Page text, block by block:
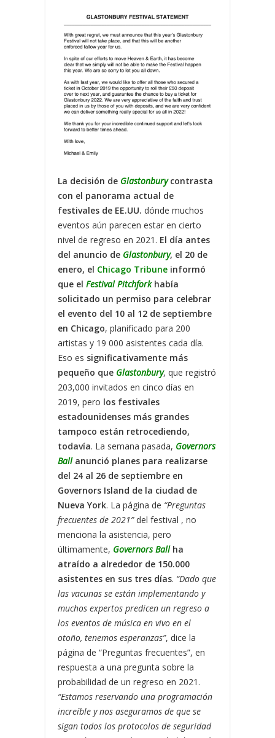
La decisión de Glastonbury contrasta
con el panorama actual de
festivales de EE.UU. dónde muchos
eventos aún parecen estar en cierto
nivel de regreso en 2021. El día antes
del anuncio de Glastonbury, el 20 de
enero, el Chicago Tribune informó
que el Festival Pitchfork había
solicitado un permiso para celebrar
el evento del 10 al 12 de septiembre
en Chicago, planificado para 200
artistas y 19 000 asistentes cada día.
Eso es significativamente más
pequeño que Glastonbury, que registró
203,000 invitados en cinco días en
2019, pero los festivales
estadounidenses más grandes
tampoco están retrocediendo,
todavía. La semana pasada, Governors
Ballanunció planes para realizarse
del 24 al 26 de septiembre en
Governors Island de la ciudad de
Nueva York. La página de “Preguntas
frecuentes de 2021”del festival , no
menciona la asistencia, pero
últimamente, Governors Ballha
atraído a alrededor de 150.000
asistentes en sus tres días. “Dado que
las vacunas se están implementando y
muchos expertos predicen un regreso a
los eventos de música en vivo en el
otoño, tenemos esperanzas”, dice la
página de “Preguntas frecuentes”, en
respuesta a una pregunta sobre la
probabilidad de un regreso en 2021.
“Estamos reservando una programación
increíble y nos aseguramos de que se
sigan todos los protocolos de seguridad